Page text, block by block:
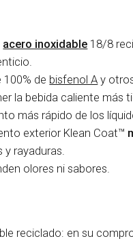
acero inoxidable 18/8
de bisfenol A y
la bebida caliente más
más rápido de los
exterior Klean Coat™
rayaduras.
olores ni sabores.
reciclado: en su